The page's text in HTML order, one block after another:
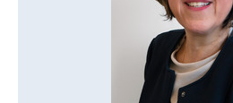
Cookie von Matomo für
statistische Daten darüber,
Website nutzt.
Cookie Laufzeit: